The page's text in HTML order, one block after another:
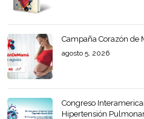
Campaña Corazón de
agosto 5, 2026
Congreso
Hipertensión